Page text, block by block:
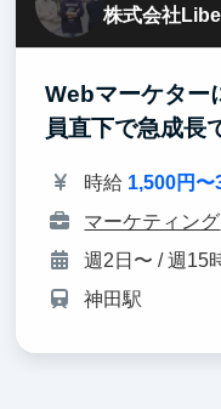
株式会社
Webマーケター
員直下で急成長
時給 1,500円〜
マーケティング
週2日〜 / 週15
神田駅